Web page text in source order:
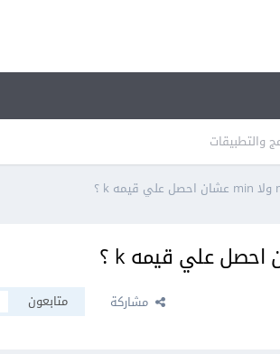
والتطبيقات
مشاركة متابعون